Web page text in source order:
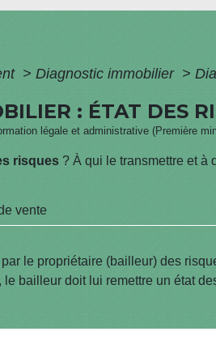
> Diagnostic immobilier >
: ÉTAT DES
légale et administrative (Première
risques ? À qui le transmettre et
vente
le propriétaire (bailleur) des
bailleur doit lui remettre un état